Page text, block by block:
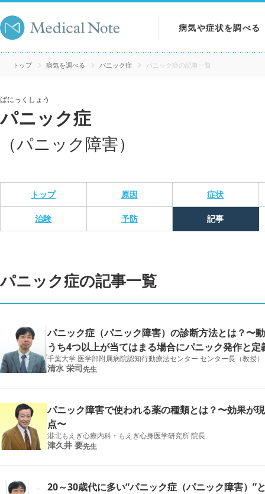
病気や症状を調べる
病気を調べる
トップ 病気を調べる パニック症 パニック症の記事一覧
ぱにっくしょう
パニック症
（パニック障害）
トップ 原因 症状
治験 予防 記事
パニック症の記事一覧
パニック症（パニック障害）の診断方法とは？〜
うち4つ以上が当てはまる場合にパニック発作と定
千葉大学 医学部附属病院認知行動療法センター センター長（教授）
清水 栄司先生
パニック障害で使われる薬の種類とは？〜効果が
点〜
港北もえぎ心療内科・もえぎ心身医学研究所 院長
津久井 要先生
20～30歳代に多い“パニック症（パニック障害）”